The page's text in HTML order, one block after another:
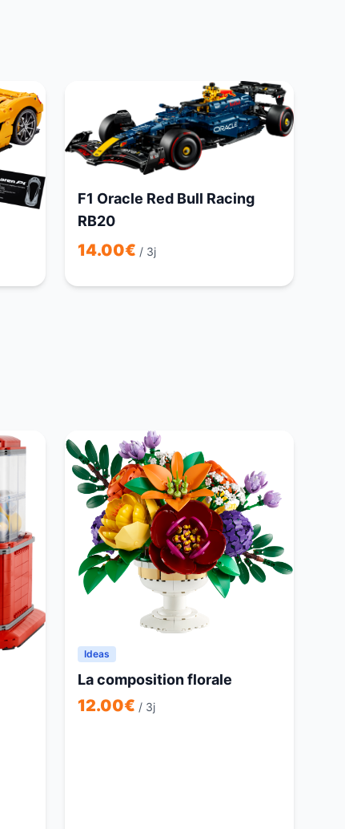
F1 Oracle Red Bull Racing
RB20
14.00€ / 3j
Ideas
La composition florale
12.00€ / 3j